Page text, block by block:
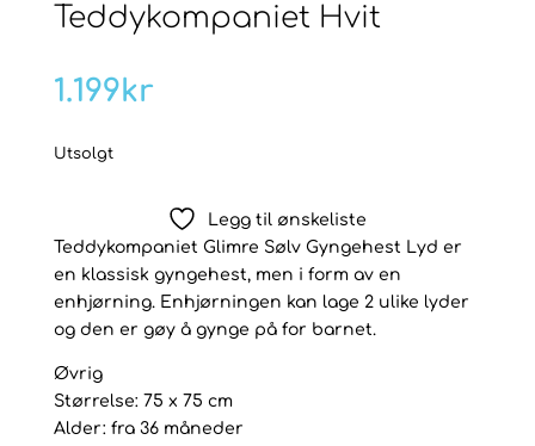
Teddykompaniet Hvit
1.199kr
Utsolgt
Legg til ønskeliste
Teddykompaniet Glimre Sølv Gyngehest Lyd er
en klassisk gyngehest, men i form av en
enhjørning. Enhjørningen kan lage 2 ulike lyder
og den er gøy å gynge på for barnet.
Øvrig
Størrelse: 75 x 75 cm
Alder: fra 36 måneder